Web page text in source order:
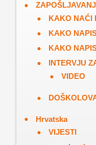
KAKO NAĆI
KAKO
KAKO
INTERVJU
VIDEO
Hrvatska
VIJESTI